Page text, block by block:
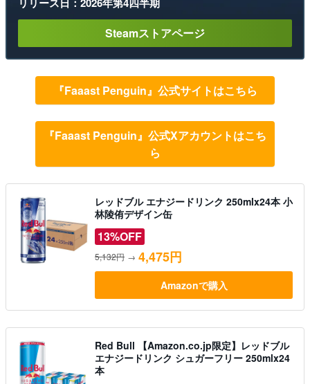
Steamストアページ
『Faaast Penguin』公式サイトはこちら
『Faaast Penguin』公式Xアカウントはこち
ら
レッドブル エナジードリンク 250mlx24本 小
林陵侑デザイン缶
13%OFF
5,132円 → 4,475円
Amazonで購入
Red Bull 【Amazon.co.jp限定】レッドブル
エナジードリンク シュガーフリー 250mlx24
本